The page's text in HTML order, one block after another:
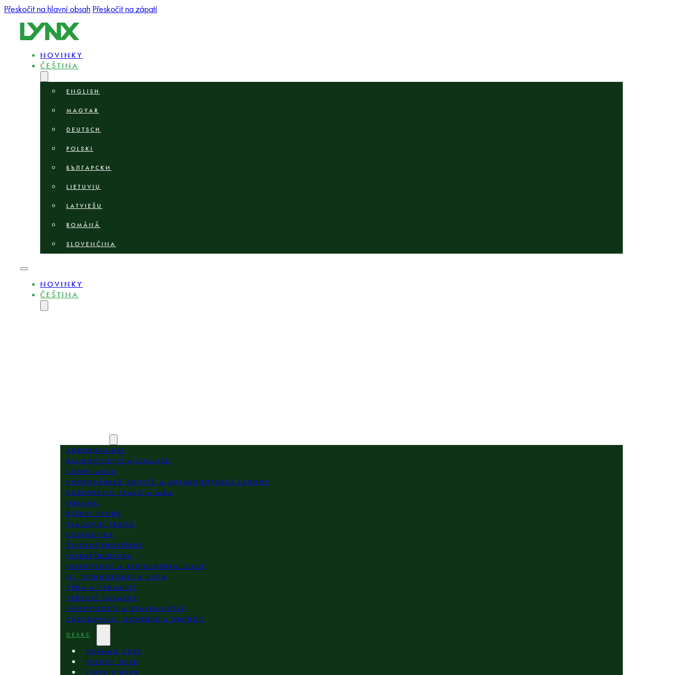
Přeskočit na hlavní obsah Přeskočit na zápatí
NOVINKY
ČEŠTINA
ENGLISH
MAGYAR
DEUTSCH
POLSKI
БЪЛГАРСКИ
LIETUVIŲ
LATVIEŠU
ROMÂNĂ
SLOVENČINA
NOVINKY
ČEŠTINA
AGROBUSINESS
BANKOVNICTVÍ A FINANCE
COMPLIANCE
HOSPODÁŘSKÁ SOUTĚŽ A ANTIMONOPOLNÍ ZÁKONY
KORPORÁTNÍ PRÁVO A M&A
OBRANA
ŘEŠENÍ SPORŮ
PRACOVNÍ PRÁVO
ENERGETIKA
ŽIVOTNÍ PROSTŘEDÍ
INFRASTRUKTURA
INSOLVENCE A RESTRUKTURALIZACE
IP, TECHNOLOGIE A DATA
VĚDA A FARMACIE
VEŘEJNÉ ZAKÁZKY
NEMOVITOSTI A STAVEBNICTVÍ
ZÁSOBOVÁNÍ, KOMERCE A OBCHOD
DESKS
GERMAN DESK
FRENCH DESK
NORDIC DESK